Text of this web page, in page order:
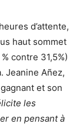
d’attente,
haut sommet
contre 31,5%)
Jeanine Añez,
et son
les
en pensant à